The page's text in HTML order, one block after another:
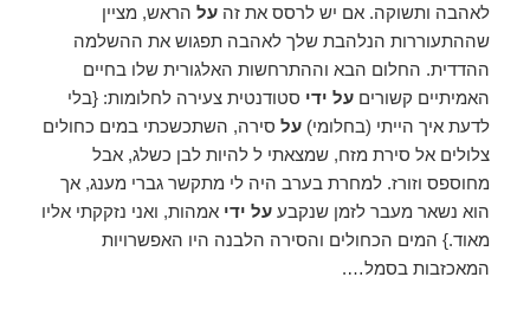
לאהבה ותשוקה. אם יש לרסס את זהעל הראש, מציין
שההתעוררות הנלהבת שלך לאהבה תפגוש את ההשלמה
ההדדית. החלום הבא וההתרחשות האלגורית שלו בחיים
האמיתיים קשוריםעל ידי סטודנטית צעירה לחלומות: {בלי
לדעת איך הייתי (בחלומי)על סירה, השתכשכתי במים כחולים
צלולים אל סירת מזח, שמצאתי ל להיות לבן כשלג, אבל
מחוספס וזורז. למחרת בערב היה לי מתקשר גברי מענג, אך
הוא נשאר מעבר לזמן שנקבעעל ידי אמהות, ואני נזקקתי אליו
מאוד.} המים הכחולים והסירה הלבנה היו האפשרויות
המאכזבות בסמל….